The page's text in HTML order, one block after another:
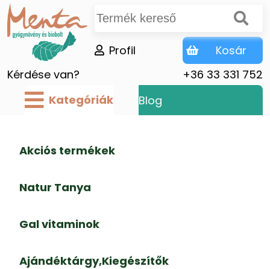
Kérdése van? +36 33 331 752
Profil Kosár
Kategóriák Blog
Akciós termékek
Natur Tanya
Gal vitaminok
Ajándéktárgy,Kiegészítők